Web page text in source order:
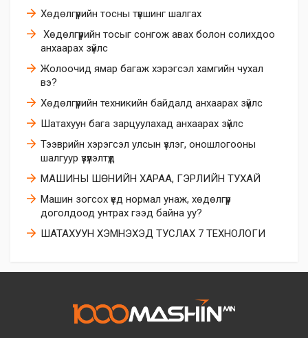
Хөдөлгүүрийн тосны түвшинг шалгах
​ Хөдөлгүүрийн тосыг сонгож авах болон солихдоо
анхаарах зүйлс
​Жолоочид ямар багаж хэрэгсэл хамгийн чухал
вэ?
Хөдөлгүүрийн техникийн байдалд анхаарах зүйлс
Шатахуун бага зарцуулахад анхаарах зүйлс
Тээврийн хэрэгсэл улсын үзлэг, оношлогооны
шалгуур үзүүлэлтүүд
МАШИНЫ ШӨНИЙН ХАРАА, ГЭРЛИЙН ТУХАЙ
Машин зогсох үед нормал унаж, хөдөлгүүр
доголдоод унтрах гээд байна уу?
ШАТАХУУН ХЭМНЭХЭД ТУСЛАХ 7 ТЕХНОЛОГИ